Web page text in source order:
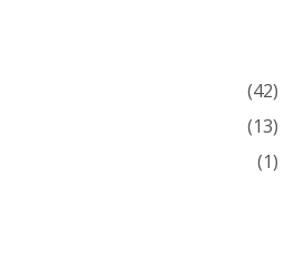
(42)
(13)
(1)